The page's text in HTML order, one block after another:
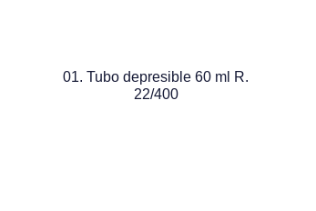
01. Tubo depresible 60 ml R.
22/400